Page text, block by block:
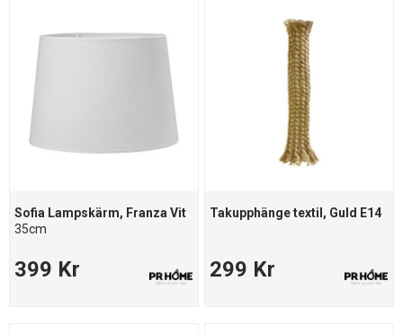
Sofia Lampskärm, Franza Vit
35cm
399 Kr
Takupphänge textil, Guld E14
299 Kr